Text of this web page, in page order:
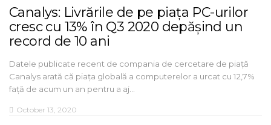
Canalys: Livrările de pe piața PC-urilor
cresc cu 13% în Q3 2020 depășind un
record de 10 ani
Datele publicate recent de compania de cercetare de piață
Canalys arată că piața globală a computerelor a urcat cu 12,7%
față de acum un an pentru a aj…
October 13, 2020